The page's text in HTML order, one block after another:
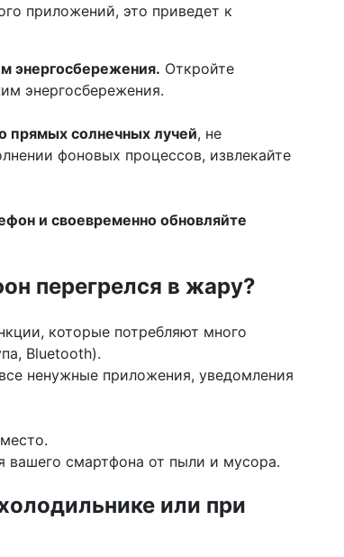
приложений, это приведет к
энергосбережения. Откройте
энергосбережения.
прямых солнечных лучей, не
фоновых процессов, извлекайте
и своевременно обновляйте
перегрелся в жару?
которые потребляют много
Bluetooth).
ненужные приложения, уведомления
место.
вашего смартфона от пыли и мусора.
или при